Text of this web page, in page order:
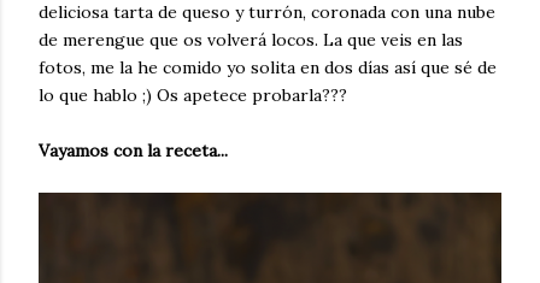
deliciosa tarta de queso y turrón, coronada con una nube
de merengue que os volverá locos. La que veis en las
fotos, me la he comido yo solita en dos días así que sé de
lo que hablo ;) Os apetece probarla???
Vayamos con la receta...